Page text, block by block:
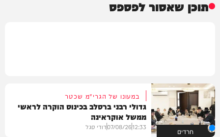
תוכן שאסור לפספס
חרדים
במעונו של הגרי"מ שכטר
גדולי רבני ברסלב בכינוס הוקרה לראשי
ממשל אוקראינה
12:33
07/08/26דודי סגל